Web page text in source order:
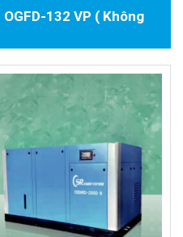
132 VP ( Không